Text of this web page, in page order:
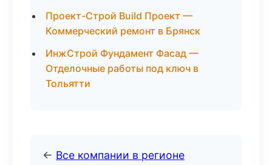
Проект-Строй Build Проект —
Коммерческий ремонт в Брянск
ИнжСтрой Фундамент Фасад —
Отделочные работы под ключ в
Тольятти
← Все компании в регионе